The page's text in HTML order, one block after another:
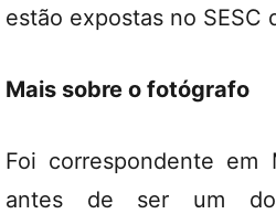
estão expostas no SESC
Mais sobre o fotógrafo
Foi correspondente em
antes de ser um